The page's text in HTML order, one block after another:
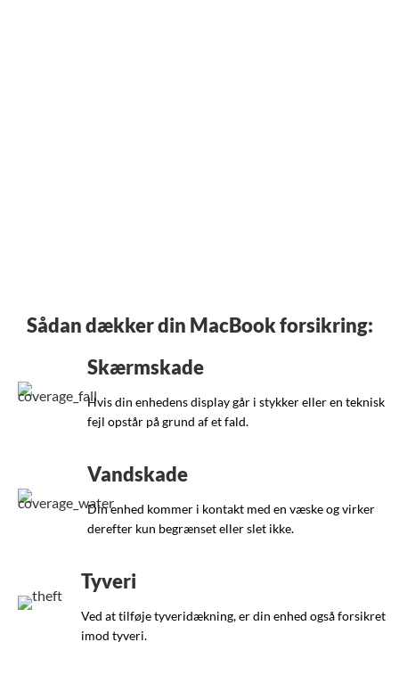
Sådan dækker din MacBook forsikring:
Skærmskade
Hvis din enhedens display går i stykker eller en teknisk
fejl opstår på grund af et fald.
Vandskade
Din enhed kommer i kontakt med en væske og virker
derefter kun begrænset eller slet ikke.
Tyveri
Ved at tilføje tyveridækning, er din enhed også forsikret
imod tyveri.